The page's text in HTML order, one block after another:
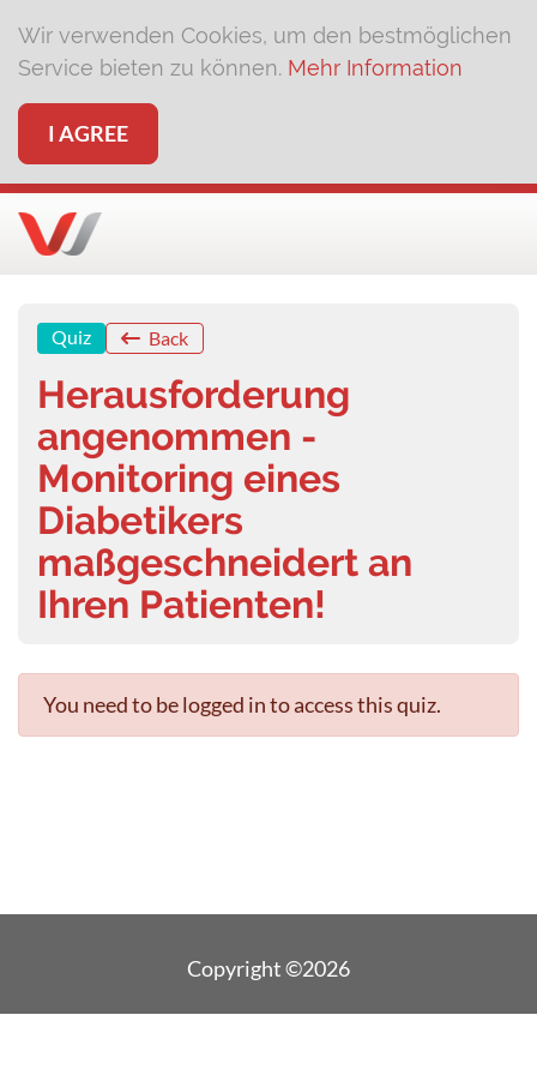
Wir verwenden Cookies, um den bestmöglichen
Service bieten zu können. Mehr Information
I AGREE
Quiz Back
Herausforderung
angenommen -
Monitoring eines
Diabetikers
maßgeschneidert an
Ihren Patienten!
You need to be logged in to access this quiz.
Copyright ©2026